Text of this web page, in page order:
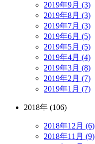
2019年9月 (3)
2019年8月 (3)
2019年7月 (3)
2019年6月 (5)
2019年5月 (5)
2019年4月 (4)
2019年3月 (8)
2019年2月 (7)
2019年1月 (7)
2018年 (106)
2018年12月 (6)
2018年11月 (9)